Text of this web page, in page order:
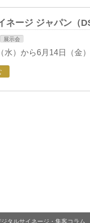
ネージ ジャパン（
展示会
水）から6月14日（金
タルサイネージ・集客コラム